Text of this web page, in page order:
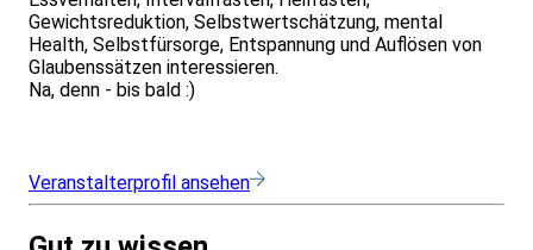
Gewichtsreduktion, Selbstwertschätzung, mental
Health, Selbstfürsorge, Entspannung und Auflösen von
Glaubenssätzen interessieren.
Na, denn - bis bald :)
Veranstalterprofil ansehen